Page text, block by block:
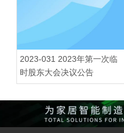
2023-031 2023年第一次临
时股东大会决议公告